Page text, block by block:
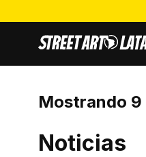
Mostrando 9
Noticias